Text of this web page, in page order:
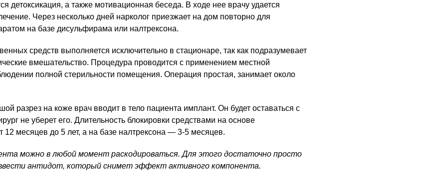
детоксикация, а также мотивационная беседа. В ходе нее врачу удается
Через несколько дней нарколог приезжает на дом повторно для
на базе дисульфирама или налтрексона.
средств выполняется исключительно в стационаре, так как подразумевает
вмешательство. Процедура проводится с применением местной
полной стерильности помещения. Операция простая, занимает около
разрез на коже врач вводит в тело пациента имплант. Он будет оставаться с
не уберет его. Длительность блокировки средствами на основе
12 месяцев до 5 лет, а на базе налтрексона — 3-5 месяцев.
можно в любой момент раскодироваться. Для этого достаточно просто
антидот, который снимет эффект активного компонента.